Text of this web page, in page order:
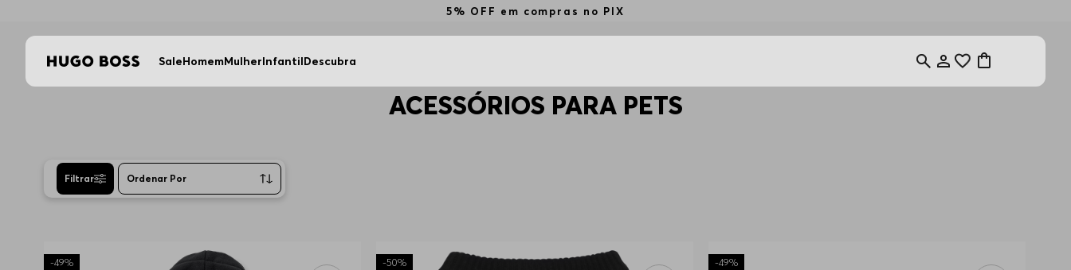
5% OFF em compras no PIX
SaleHomemMulherInfantilDescubra
ACESSÓRIOS PARA PETS
Filtrar Ordenar Por
-49% -50% -49%